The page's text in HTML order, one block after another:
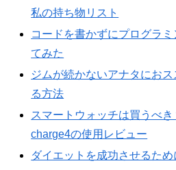
私の持ち物リスト
コードを書かずにプログラ
てみた
ジムが続かないアナタにお
る方法
スマートウォッチは買うべ
charge4の使用レビュー
ダイエットを成功させるた